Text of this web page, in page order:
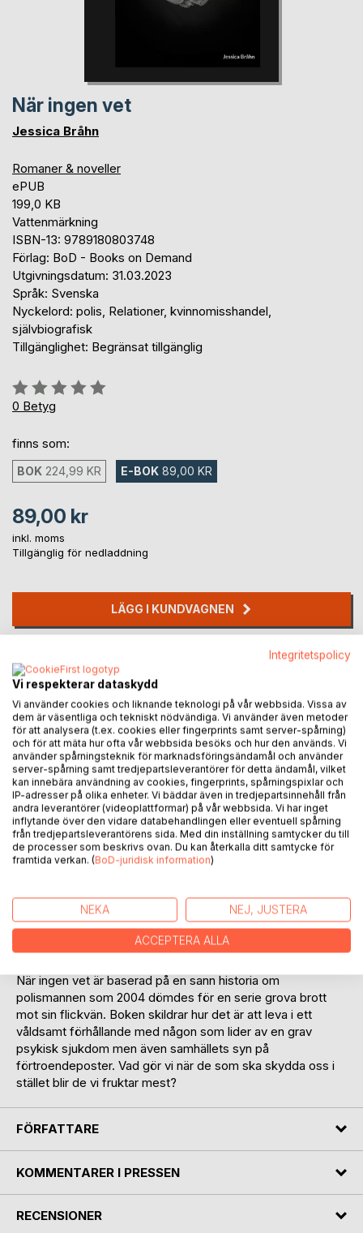
När ingen vet
Jessica Bråhn
Romaner & noveller
ePUB
199,0 KB
Vattenmärkning
ISBN-13: 9789180803748
Förlag: BoD - Books on Demand
Utgivningsdatum: 31.03.2023
Språk: Svenska
Nyckelord: polis, Relationer, kvinnomisshandel,
självbiografisk
Tillgänglighet: Begränsat tillgänglig
Betyg::
0%
0 Betyg
finns som:
BOK 224,99 KR E-BOK 89,00 KR
89,00 kr
inkl. moms
Tillgänglig för nedladdning
LÄGG I KUNDVAGNEN
Recensera titel
BESKRIVNING
Olivia och Torbjörn verkar var det perfekta paret. Hon är
snäll och trevlig, han är social och karismatiskt. Dessutom
många ser upp till honom. Men inom hemmets väggar
utspelas en verklighet som omvärlden aldrig får se. Där styr
Torbjörn med järnhand och han är inte alls den person som
När ingen vet är baserad på en sann historia om
polismannen som 2004 dömdes för en serie grova brott
mot sin flickvän. Boken skildrar hur det är att leva i ett
våldsamt förhållande med någon som lider av en grav
psykisk sjukdom men även samhällets syn på
förtroendeposter. Vad gör vi när de som ska skydda oss i
stället blir de vi fruktar mest?
FÖRFATTARE
KOMMENTARER I PRESSEN
RECENSIONER
Integritetspolicy
Vi respekterar dataskydd
Vi använder cookies och liknande teknologi på vår webbsida. Vissa av
dem är väsentliga och tekniskt nödvändiga. Vi använder även metoder
för att analysera (t.ex. cookies eller fingerprints samt server-spårning)
och för att mäta hur ofta vår webbsida besöks och hur den används. Vi
använder spårningsteknik för marknadsföringsändamål och använder
server-spårning samt tredjepartsleverantörer för detta ändamål, vilket
kan innebära användning av cookies, fingerprints, spårningspixlar och
IP-adresser på olika enheter. Vi bäddar även in tredjepartsinnehåll från
andra leverantörer (videoplattformar) på vår webbsida. Vi har inget
inflytande över den vidare databehandlingen eller eventuell spårning
från tredjepartsleverantörens sida. Med din inställning samtycker du till
de processer som beskrivs ovan. Du kan återkalla ditt samtycke för
framtida verkan. (BoD-juridisk information)
NEKA NEJ, JUSTERA
ACCEPTERA ALLA